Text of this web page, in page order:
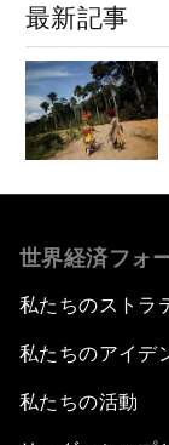
最新記事
世界経済フォ
私たちのストラ
私たちのアイデ
私たちの活動